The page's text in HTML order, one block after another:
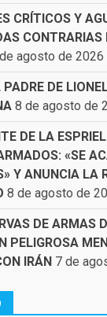
CRÍTICOS Y
CONTRARIAS
agosto de 2026
PADRE DE
8 de agosto de
DE LA
«SE
Y ANUNCIA LA
8 de agosto de
DE ARMAS
PELIGROSA
IRÁN 7 de